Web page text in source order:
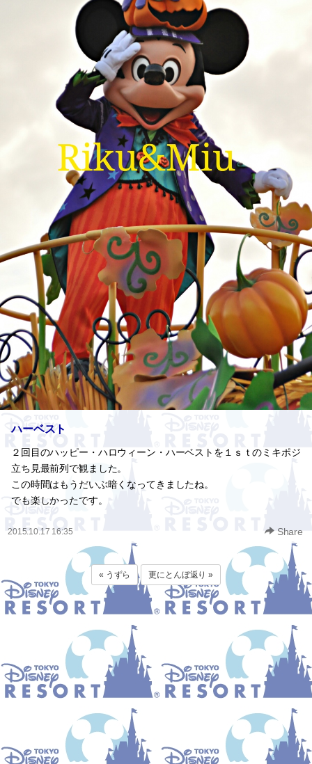
ハーベスト
２回目のハッピー・ハロウィーン・ハーベストを１ｓｔのミキポジ
立ち見最前列で観ました。
この時間はもうだいぶ暗くなってきましたね。
でも楽しかったです。
2015.10.17 16:35 Share
« うずら 更にとんぼ返り »